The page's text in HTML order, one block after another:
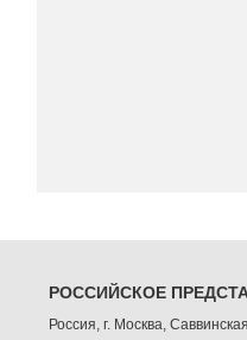
РОССИЙСКОЕ
Россия, г. Москва,